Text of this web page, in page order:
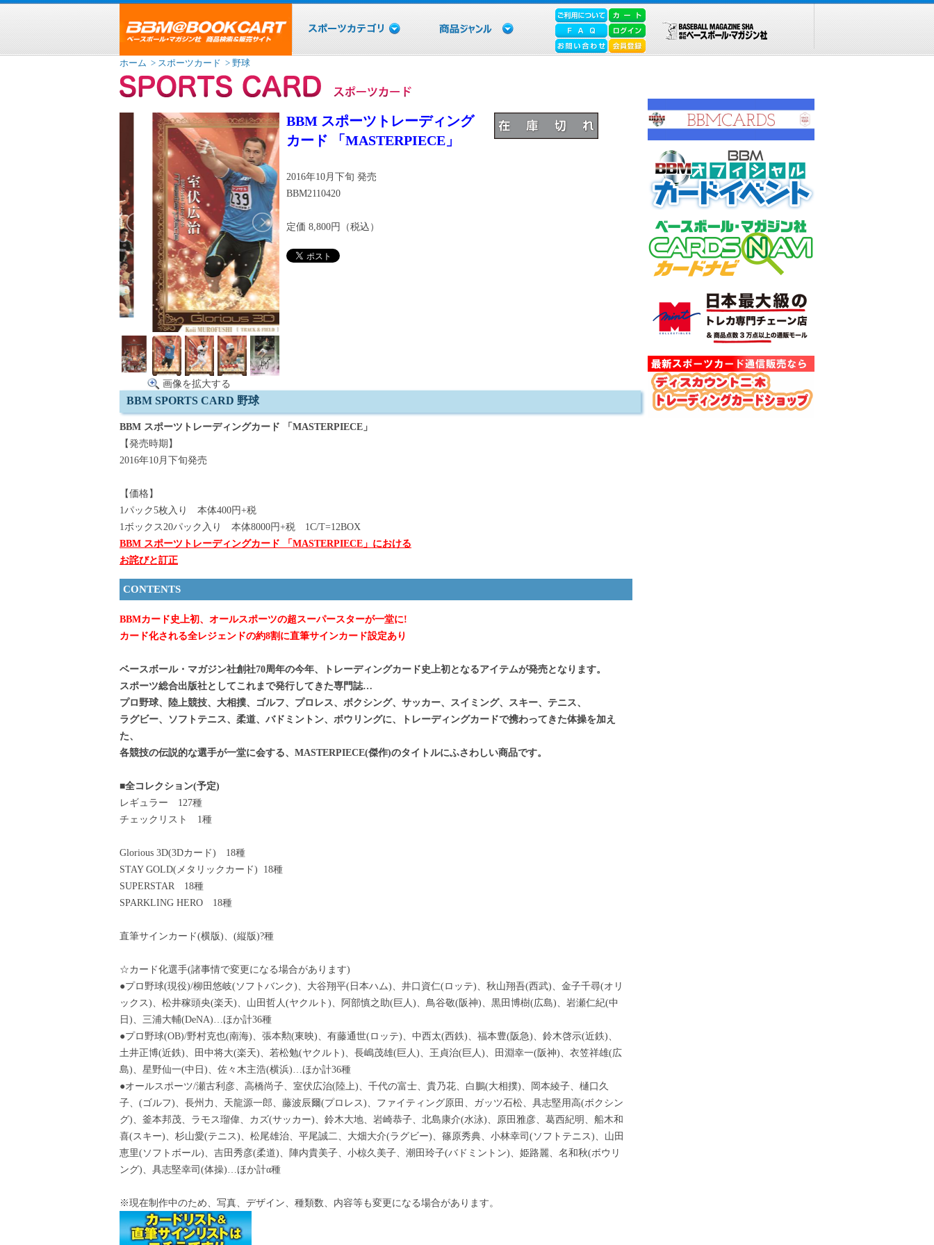
ホーム > スポーツカード > 野球
画像を拡大する
BBM スポーツトレーディング
カード 「MASTERPIECE」
2016年10月下旬 発売
BBM2110420
定価 8,800円（税込）
BBM SPORTS CARD 野球
BBM スポーツトレーディングカード 「MASTERPIECE」
【発売時期】
2016年10月下旬発売
【価格】
1パック5枚入り 本体400円+税
1ボックス20パック入り 本体8000円+税 1C/T=12BOX
BBM スポーツトレーディングカード 「MASTERPIECE」における
お詫びと訂正
CONTENTS
BBMカード史上初、オールスポーツの超スーパースターが一堂に!
カード化される全レジェンドの約8割に直筆サインカード設定あり
ベースボール・マガジン社創社70周年の今年、トレーディングカード史上初となるアイテムが発売となります。
スポーツ総合出版社としてこれまで発行してきた専門誌…
プロ野球、陸上競技、大相撲、ゴルフ、プロレス、ボクシング、サッカー、スイミング、スキー、テニス、
ラグビー、ソフトテニス、柔道、バドミントン、ボウリングに、トレーディングカードで携わってきた体操を加え
た、
各競技の伝説的な選手が一堂に会する、MASTERPIECE(傑作)のタイトルにふさわしい商品です。
■全コレクション(予定)
レギュラー 127種
チェックリスト 1種
Glorious 3D(3Dカード) 18種
STAY GOLD(メタリックカード) 18種
SUPERSTAR 18種
SPARKLING HERO 18種
直筆サインカード(横版)、(縦版)?種
☆カード化選手(諸事情で変更になる場合があります)
●プロ野球(現役)/柳田悠岐(ソフトバンク)、大谷翔平(日本ハム)、井口資仁(ロッテ)、秋山翔吾(西武)、金子千尋(オリ
ックス)、松井稼頭央(楽天)、山田哲人(ヤクルト)、阿部慎之助(巨人)、鳥谷敬(阪神)、黒田博樹(広島)、岩瀬仁紀(中
日)、三浦大輔(DeNA)…ほか計36種
●プロ野球(OB)/野村克也(南海)、張本勲(東映)、有藤通世(ロッテ)、中西太(西鉄)、福本豊(阪急)、鈴木啓示(近鉄)、
土井正博(近鉄)、田中将大(楽天)、若松勉(ヤクルト)、長嶋茂雄(巨人)、王貞治(巨人)、田淵幸一(阪神)、衣笠祥雄(広
島)、星野仙一(中日)、佐々木主浩(横浜)…ほか計36種
●オールスポーツ/瀬古利彦、高橋尚子、室伏広治(陸上)、千代の富士、貴乃花、白鵬(大相撲)、岡本綾子、樋口久
子、(ゴルフ)、長州力、天龍源一郎、藤波辰爾(プロレス)、ファイティング原田、ガッツ石松、具志堅用高(ボクシン
グ)、釜本邦茂、ラモス瑠偉、カズ(サッカー)、鈴木大地、岩崎恭子、北島康介(水泳)、原田雅彦、葛西紀明、船木和
喜(スキー)、杉山愛(テニス)、松尾雄治、平尾誠二、大畑大介(ラグビー)、篠原秀典、小林幸司(ソフトテニス)、山田
恵里(ソフトボール)、吉田秀彦(柔道)、陣内貴美子、小椋久美子、潮田玲子(バドミントン)、姫路麗、名和秋(ボウリ
ング)、具志堅幸司(体操)…ほか計α種
※現在制作中のため、写真、デザイン、種類数、内容等も変更になる場合があります。